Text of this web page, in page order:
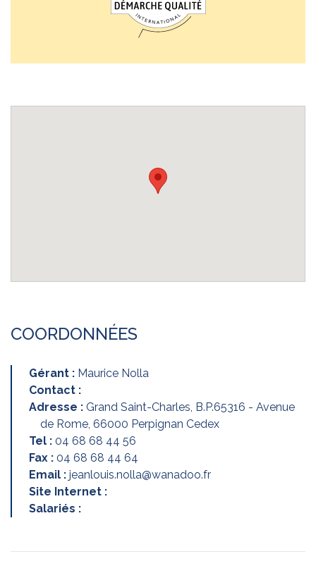
COORDONNÉES
Gérant : Maurice Nolla
Contact :
Adresse : Grand Saint-Charles, B.P.65316 - Avenue
de Rome, 66000 Perpignan Cedex
Tel : 04 68 68 44 56
Fax : 04 68 68 44 64
Email : jeanlouis.nolla@wanadoo.fr
Site Internet :
Salariés :